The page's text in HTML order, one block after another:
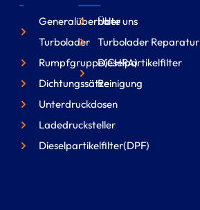
Generalüberholte
Turbolader
Rumpfgruppe(CHRA)
Dichtungssätze
Unterdruckdosen
Ladedrucksteller
Dieselpartikelfilter(DPF)
Über uns
Turbolader Reparatur
Dieselpartikelfilter
Reinigung